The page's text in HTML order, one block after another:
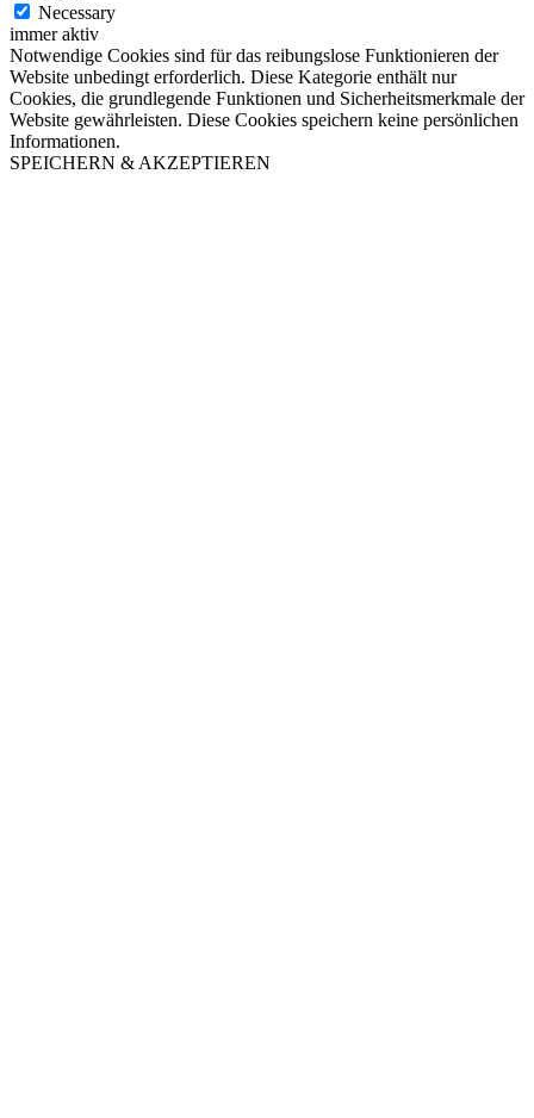
Necessary
immer aktiv
Notwendige Cookies sind für das reibungslose Funktionieren der
Website unbedingt erforderlich. Diese Kategorie enthält nur
Cookies, die grundlegende Funktionen und Sicherheitsmerkmale der
Website gewährleisten. Diese Cookies speichern keine persönlichen
Informationen.
SPEICHERN & AKZEPTIEREN